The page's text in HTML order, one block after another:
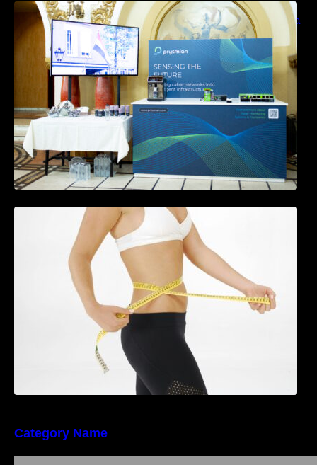
Prysmian aduce la COMM26 tehnologii de
sensing si Digital Energy pentru monitorizarea
in timp real a infrastrucrutilor critice
Tratamentul Wegovy® generează o scădere
în greutate de până la 22,6% la femei în
perioada menopauzei și reduce la jumătate
riscul de migrene
Category Name